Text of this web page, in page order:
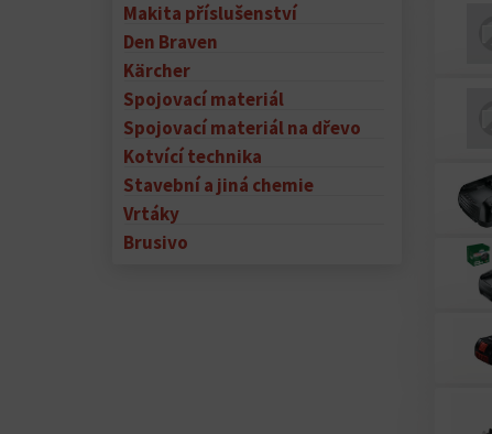
Makita příslušenství
Den Braven
Kärcher
Spojovací materiál
Spojovací materiál na dřevo
Kotvící technika
Stavební a jiná chemie
Vrtáky
Brusivo